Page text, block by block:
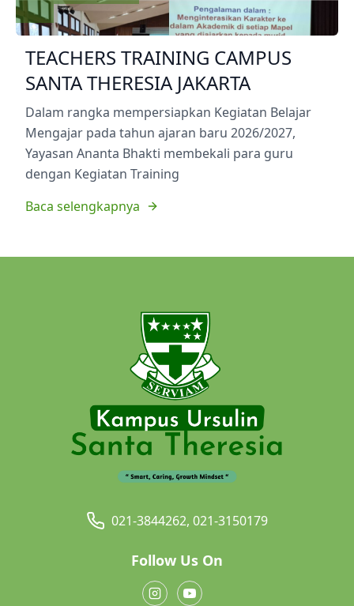
TEACHERS TRAINING CAMPUS
SANTA THERESIA JAKARTA
Dalam rangka mempersiapkan Kegiatan Belajar
Mengajar pada tahun ajaran baru 2026/2027,
Yayasan Ananta Bhakti membekali para guru
dengan Kegiatan Training
Baca selengkapnya
021-3844262, 021-3150179
Follow Us On